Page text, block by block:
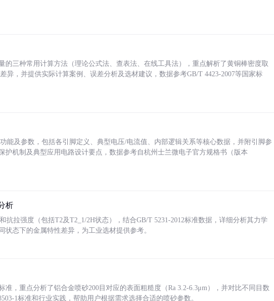
的三种常用计算方法（理论公式法、查表法、在线工具法），重点解析了黄铜棒密度取
异，并提供实际计算案例、误差分析及选材建议，数据参考GB/T 4423-2007等国家标
能及参数，包括各引脚定义、典型电压/电流值、内部逻辑关系等核心数据，并附引脚参
护机制及典型应用电路设计要点，数据参考自杭州士兰微电子官方规格书（版本
析
抗拉强度（包括T2及T2_1/2H状态），结合GB/T 5231-2012标准数据，详细分析其力学
状态下的金属特性差异，为工业选材提供参考。
准，重点分析了铝合金喷砂200目对应的表面粗糙度（Ra 3.2-6.3μm），并对比不同目数
1标准和行业实践，帮助用户根据需求选择合适的喷砂参数。